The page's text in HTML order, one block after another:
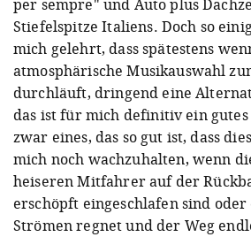
per sempre" und Auto plus
Stiefelspitze Italiens. Doch so
mich gelehrt, dass spätestens
atmosphärische Musikauswahl
durchläuft, dringend eine
das ist für mich definitiv ein
zwar eines, das so gut ist, dass
mich noch wachzuhalten, wenn
heiseren Mitfahrer auf der
erschöpft eingeschlafen sind
Strömen regnet und der Weg